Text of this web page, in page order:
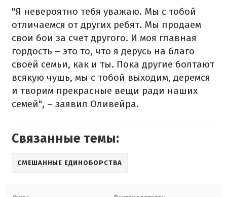
"Я невероятно тебя уважаю. Мы с тобой
отличаемся от других ребят. Мы продаем
свои бои за счет другого. И моя главная
гордость – это то, что я дерусь на благо
своей семьи, как и ты. Пока другие болтают
всякую чушь, мы с тобой выходим, деремся
и творим прекрасные вещи ради наших
семей", – заявил Оливейра.
Связанные темы:
СМЕШАННЫЕ ЕДИНОБОРСТВА